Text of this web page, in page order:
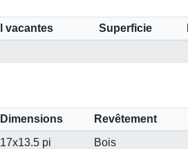
vacantes Superficie
Dimensions Revêtement
17x13.5 pi
Bois